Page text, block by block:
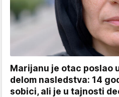
Marijanu je otac poslao
delom nasledstva: 14
sobici, ali je u tajnosti